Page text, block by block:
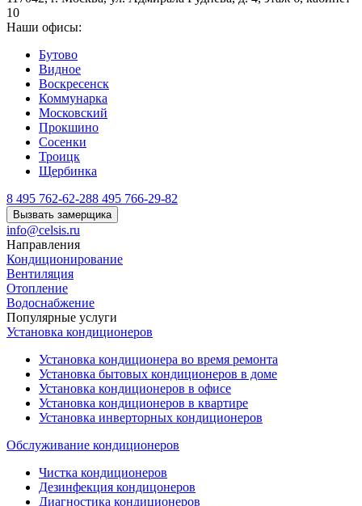
10
Наши офисы:
Бутово
Видное
Воскресенск
Коммунарка
Московский
Прокшино
Сосенки
Троицк
Щербинка
8 495 762-62-288 495 766-29-82
Вызвать замерщика
info@celsis.ru
Направления
Кондиционирование
Вентиляция
Отопление
Водоснабжение
Популярные услуги
Установка кондиционеров
Установка кондиционера во время ремонта
Установка бытовых кондиционеров в доме
Установка кондиционеров в офисе
Установка кондиционеров в квартире
Установка инверторных кондиционеров
Обслуживание кондиционеров
Чистка кондиционеров
Дезинфекция кондицонеров
Диагностика кондиционеров